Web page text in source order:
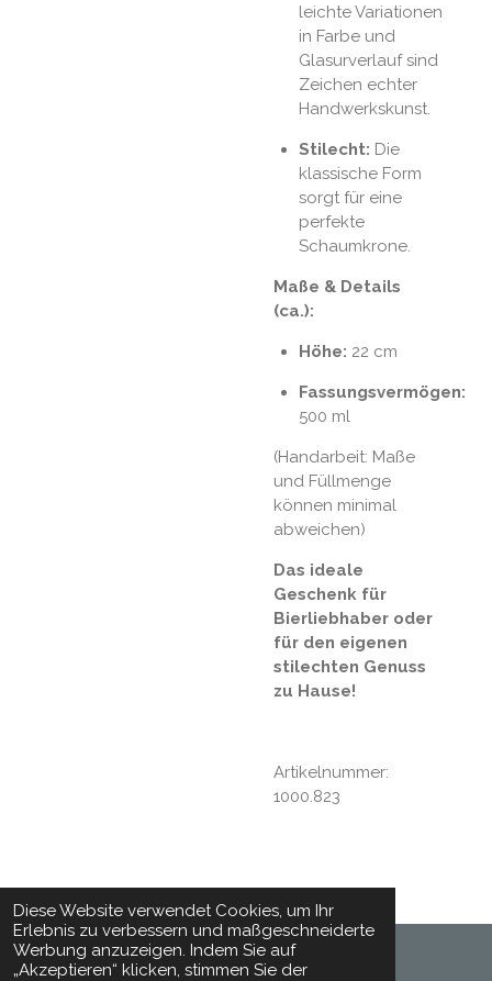
Diese Website verwendet Cookies, um Ihr
Erlebnis zu verbessern und maßgeschneiderte
Werbung anzuzeigen. Indem Sie auf
„Akzeptieren“ klicken, stimmen Sie der
leichte Variationen
in Farbe und
Glasurverlauf sind
Zeichen echter
Handwerkskunst.
Stilecht: Die
klassische Form
sorgt für eine
perfekte
Schaumkrone.
Maße & Details
(ca.):
Höhe: 22 cm
Fassungsvermögen:
500 ml
(Handarbeit: Maße
und Füllmenge
können minimal
abweichen)
Das ideale
Geschenk für
Bierliebhaber oder
für den eigenen
stilechten Genuss
zu Hause!
Artikelnummer:
1000.823